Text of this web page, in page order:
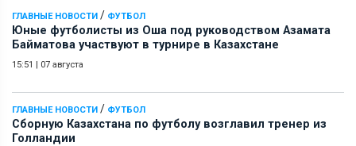
ГЛАВНЫЕ НОВОСТИ / ФУТБОЛ
Юные футболисты из Оша под руководством Азамата
Байматова участвуют в турнире в Казахстане
15:51 | 07 августа
ГЛАВНЫЕ НОВОСТИ / ФУТБОЛ
Сборную Казахстана по футболу возглавил тренер из
Голландии